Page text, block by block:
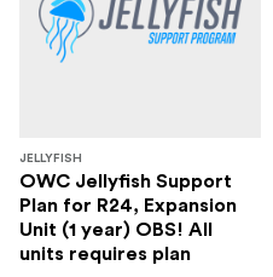
JELLYFISH
OWC Jellyfish Support
Plan for R24, Expansion
Unit (1 year) OBS! All
units requires plan